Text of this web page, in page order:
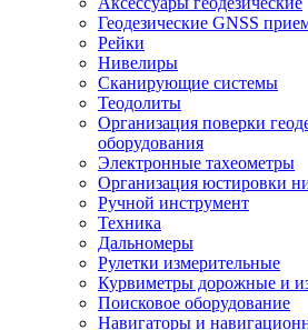
Геодезические GNSS
Рейки
Нивелиры
Сканирующие системы
Теодолиты
Организация поверки
оборудования
Электронные тахеометры
Организация юстировки
Ручной инструмент
Техника
Дальномеры
Рулетки измерительные
Курвиметры дорожные и
Поисковое оборудование
Навигаторы и